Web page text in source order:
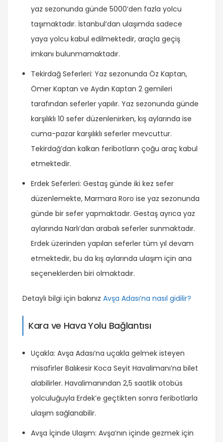
yaz sezonunda günde 5000’den fazla yolcu
taşımaktadır. İstanbul’dan ulaşımda sadece
yaya yolcu kabul edilmektedir, araçla geçiş
imkanı bulunmamaktadır.
Tekirdağ Seferleri: Yaz sezonunda Öz Kaptan,
Ömer Kaptan ve Aydın Kaptan 2 gemileri
tarafından seferler yapılır. Yaz sezonunda günde
karşılıklı 10 sefer düzenlenirken, kış aylarında ise
cuma-pazar karşılıklı seferler mevcuttur.
Tekirdağ’dan kalkan feribotların çoğu araç kabul
etmektedir.
Erdek Seferleri: Gestaş günde iki kez sefer
düzenlemekte, Marmara Roro ise yaz sezonunda
günde bir sefer yapmaktadır. Gestaş ayrıca yaz
aylarında Narlı’dan arabalı seferler sunmaktadır.
Erdek üzerinden yapılan seferler tüm yıl devam
etmektedir, bu da kış aylarında ulaşım için ana
seçeneklerden biri olmaktadır.
Detaylı bilgi için bakınız Avşa Adası’na nasıl gidilir?
Kara ve Hava Yolu Bağlantısı
Uçakla: Avşa Adası’na uçakla gelmek isteyen
misafirler Balıkesir Koca Seyit Havalimanı’na bilet
alabilirler. Havalimanından 2,5 saatlik otobüs
yolculuğuyla Erdek’e geçtikten sonra feribotlarla
ulaşım sağlanabilir.
Avşa İçinde Ulaşım: Avşa’nın içinde gezmek için